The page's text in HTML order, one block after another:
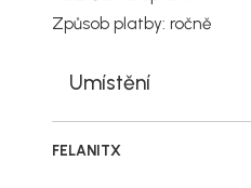
Způsob platby: ročně
Umístění
FELANITX